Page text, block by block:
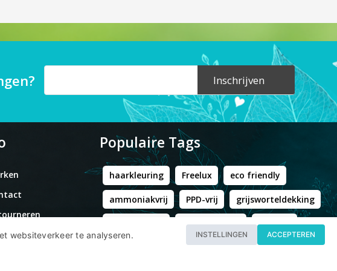
Inschrijven
Populaire Tags
haarkleuring Freelux eco friendly
ammoniakvrij PPD-vrij grijsworteldekking
Tocco Magico Byron B
websiteverkeer te analyseren. INSTELLINGEN ACCEPTEREN